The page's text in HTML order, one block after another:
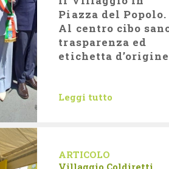
Piazza del Popolo.
Al centro cibo
trasparenza ed
etichetta d’origine
Leggi tutto
ARTICOLO
Villaggio Coldiretti